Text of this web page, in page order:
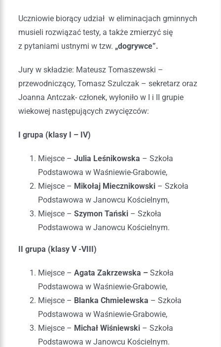
Uczniowie biorący udział w eliminacjach gminnych
musieli rozwiązać testy, a także zmierzyć się
z pytaniami ustnymi w tzw. „dogrywce”.
Jury w składzie: Mateusz Tomaszewski –
przewodniczący, Tomasz Szulczak – sekretarz oraz
Joanna Antczak- członek, wyłoniło w I i II grupie
wiekowej następujących zwycięzców:
I grupa (klasy I – IV)
Miejsce –Julia Leśnikowska – Szkoła
Podstawowa w Waśniewie-Grabowie,
Miejsce – Mikołaj Miecznikowski – Szkoła
Podstawowa w Janowcu Kościelnym,
Miejsce –Szymon Tański – Szkoła
Podstawowa w Janowcu Kościelnym.
II grupa (klasy V -VIII)
Miejsce –Agata Zakrzewska – Szkoła
Podstawowa w Waśniewie-Grabowie,
Miejsce – Blanka Chmielewska – Szkoła
Podstawowa w Waśniewie-Grabowie,
Miejsce – Michał Wiśniewski – Szkoła
Podstawowa w Janowcu Kościelnym.